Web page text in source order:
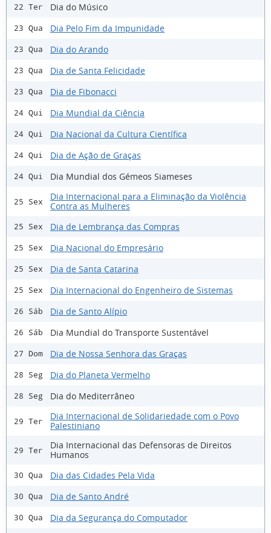
22 Ter Dia do Músico
23 Qua Dia Pelo Fim da Impunidade
23 Qua Dia do Arando
23 Qua Dia de Santa Felicidade
23 Qua Dia de Fibonacci
24 Qui Dia Mundial da Ciência
24 Qui Dia Nacional da Cultura Científica
24 Qui Dia de Ação de Graças
24 Qui Dia Mundial dos Gémeos Siameses
25 Sex
Dia Internacional para a Eliminação da Violência
Contra as Mulheres
25 Sex Dia de Lembrança das Compras
25 Sex Dia Nacional do Empresário
25 Sex Dia de Santa Catarina
25 Sex Dia Internacional do Engenheiro de Sistemas
26 Sáb Dia de Santo Alípio
26 Sáb Dia Mundial do Transporte Sustentável
27 Dom Dia de Nossa Senhora das Graças
28 Seg Dia do Planeta Vermelho
28 Seg Dia do Mediterrâneo
29 Ter
Dia Internacional de Solidariedade com o Povo
Palestiniano
29 Ter
Dia Internacional das Defensoras de Direitos
Humanos
30 Qua Dia das Cidades Pela Vida
30 Qua Dia de Santo André
30 Qua
Dia da Segurança do Computador